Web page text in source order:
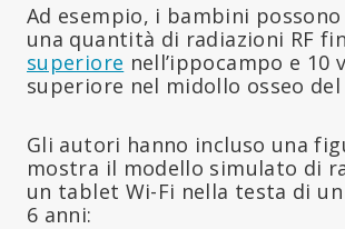
Ad esempio, i bambini
una quantità di radiazioni RF
superiore nell’ippocampo e 10
superiore nel midollo osseo del
Gli autori hanno incluso una
mostra il modello simulato di
un tablet Wi-Fi nella testa di
6 anni: